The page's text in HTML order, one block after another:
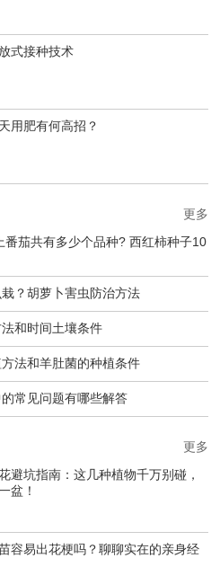
式接种技术
用肥有何高招？
番茄共有多少个品种? 西红柿种子10
？胡萝卜害虫防治方法
和时间土壤条件
法和羊肚菌的种植条件
常见问题有哪些解答
更多
避坑指南：这几种植物千万别碰，
盆！
容易出花梗吗？聊聊实在的亲身经
更多